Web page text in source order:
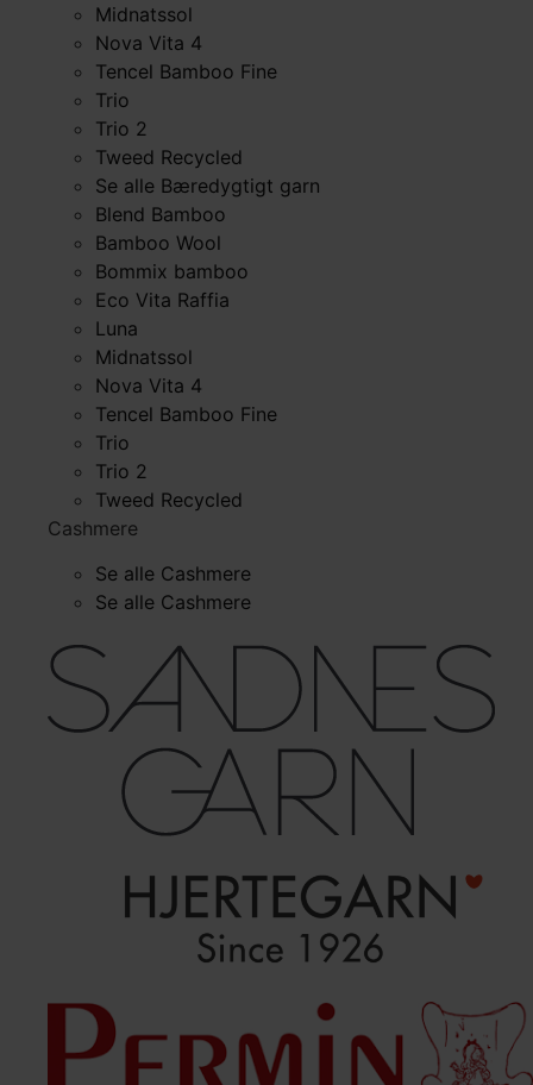
Midnatssol
Nova Vita 4
Tencel Bamboo Fine
Trio
Trio 2
Tweed Recycled
Se alle Bæredygtigt garn
Blend Bamboo
Bamboo Wool
Bommix bamboo
Eco Vita Raffia
Luna
Midnatssol
Nova Vita 4
Tencel Bamboo Fine
Trio
Trio 2
Tweed Recycled
Cashmere
Se alle Cashmere
Se alle Cashmere